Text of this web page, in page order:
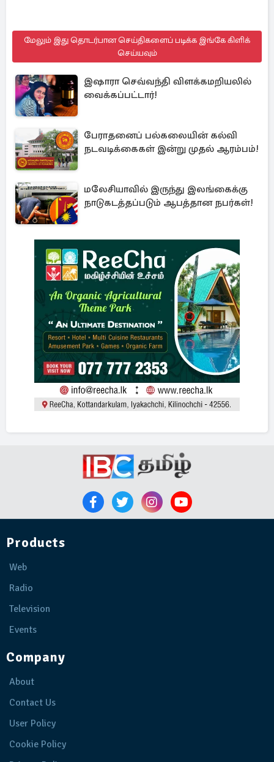
மேலும் இது தொடர்பான செய்திகளைப் படிக்க இங்கே கிளிக்
செய்யவும்
இஷாரா செவ்வந்தி விளக்கமறியலில்
வைக்கப்பட்டார்!
பேராதனைப் பல்கலையின் கல்வி
நடவடிக்கைகள் இன்று முதல் ஆரம்பம்!
மலேசியாவில் இருந்து இலங்கைக்கு
நாடுகடத்தப்படும் ஆபத்தான நபர்கள்!
Products
Web
Radio
Television
Events
Company
About
Contact Us
User Policy
Cookie Policy